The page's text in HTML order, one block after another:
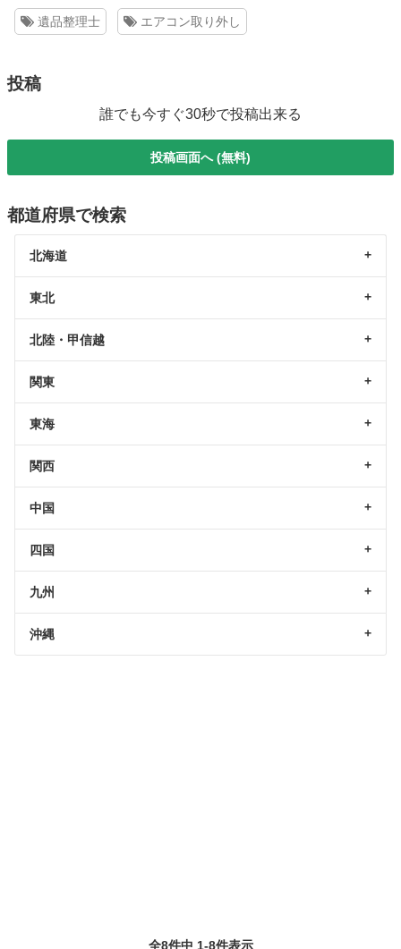
遺品整理士 エアコン取り外し
投稿
誰でも今すぐ30秒で投稿出来る
投稿画面へ (無料)
都道府県で検索
北海道
東北
北陸・甲信越
関東
東海
関西
中国
四国
九州
沖縄
全8件中 1-8件表示